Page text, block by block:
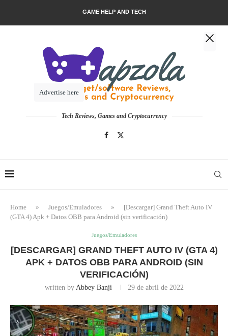
GAME HELP AND TECH
Tech Reviews, Games and Cryptocurrency
Home » Juegos/Emuladores »
[Descargar] Grand Theft Auto IV
(GTA 4) Apk + Datos OBB para Android (sin verificación)
Juegos/Emuladores
[DESCARGAR] GRAND THEFT AUTO IV (GTA 4)
APK + DATOS OBB PARA ANDROID (SIN
VERIFICACIÓN)
written by Abbey Banji 29 de abril de 2022
Advertise here